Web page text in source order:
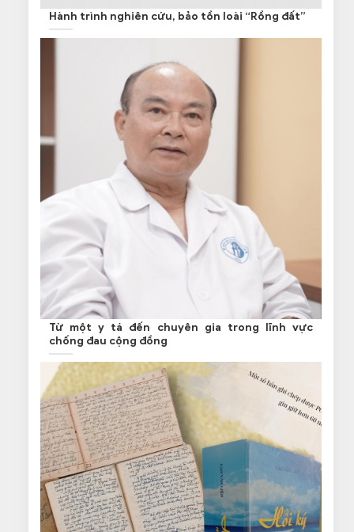
Hành trình nghiên cứu, bảo tồn loài “Rồng đất”
Từ một y tá đến chuyên gia trong lĩnh vực
chống đau cộng đồng